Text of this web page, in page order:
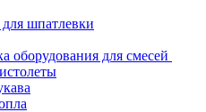
шпатлевки
оборудования для смесей